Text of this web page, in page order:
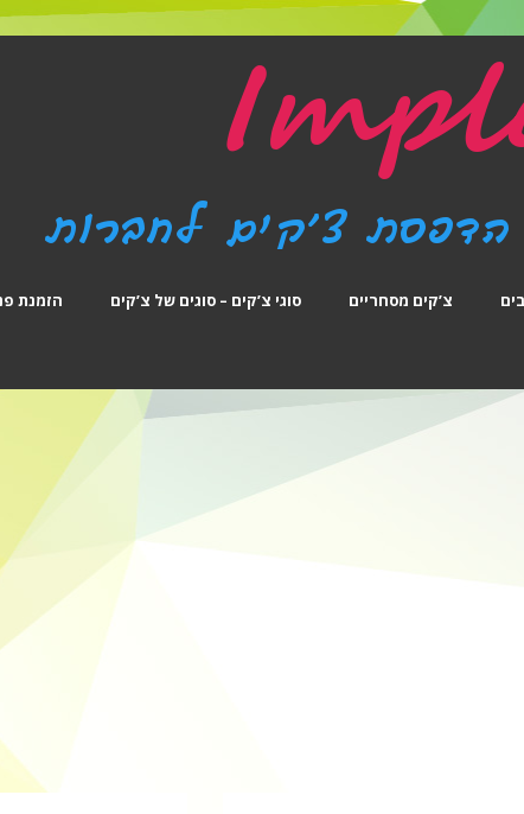
צ’קים מסחריים סוגי צ’קים – סוגים של צ’קים הזמנת